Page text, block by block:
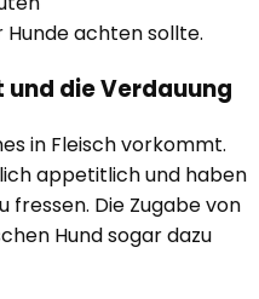
achten sollte.
die Verdauung
in Fleisch vorkommt.
appetitlich und haben
fressen. Die Zugabe von
Hund sogar dazu